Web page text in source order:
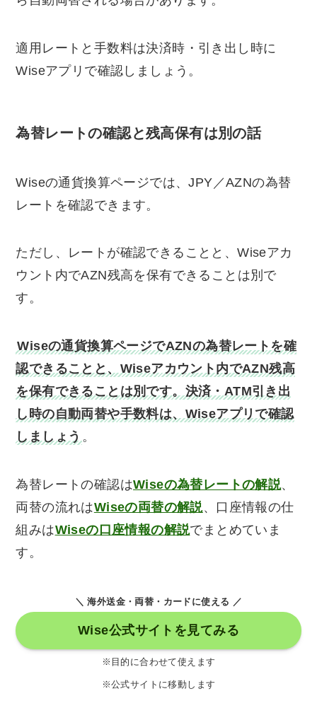
適用レートと手数料は決済時・引き出し時に
Wiseアプリで確認しましょう。
為替レートの確認と残高保有は別の話
Wiseの通貨換算ページでは、JPY／AZNの為替
レートを確認できます。
ただし、レートが確認できることと、Wiseアカ
ウント内でAZN残高を保有できることは別で
す。
Wiseの通貨換算ページでAZNの為替レートを確
認できることと、Wiseアカウント内でAZN残高
を保有できることは別です。決済・ATM引き出
し時の自動両替や手数料は、Wiseアプリで確認
しましょう 。
為替レートの確認はWiseの為替レートの解説、
両替の流れはWiseの両替の解説、口座情報の仕
組みはWiseの口座情報の解説でまとめていま
す。
＼ 海外送金・両替・カードに使える ／
Wise公式サイトを見てみる
※目的に合わせて使えます
※公式サイトに移動します